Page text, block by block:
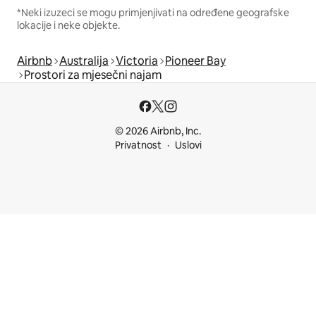
*Neki izuzeci se mogu primjenjivati na određene geografske
lokacije i neke objekte.
Airbnb Australija Victoria Pioneer Bay
Prostori za mjesečni najam
© 2026 Airbnb, Inc.
Privatnost
Uslovi